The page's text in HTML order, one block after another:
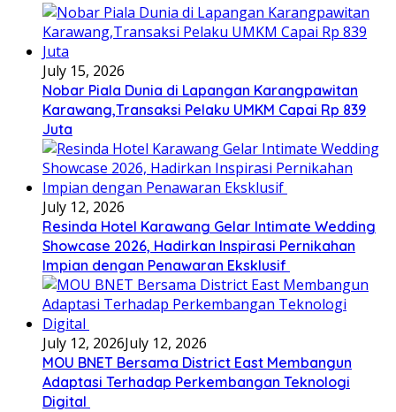
July 15, 2026
Nobar Piala Dunia di Lapangan Karangpawitan
Karawang,Transaksi Pelaku UMKM Capai Rp 839
Juta
July 12, 2026
Resinda Hotel Karawang Gelar Intimate Wedding
Showcase 2026, Hadirkan Inspirasi Pernikahan
Impian dengan Penawaran Eksklusif
July 12, 2026July 12, 2026
MOU BNET Bersama District East Membangun
Adaptasi Terhadap Perkembangan Teknologi
Digital